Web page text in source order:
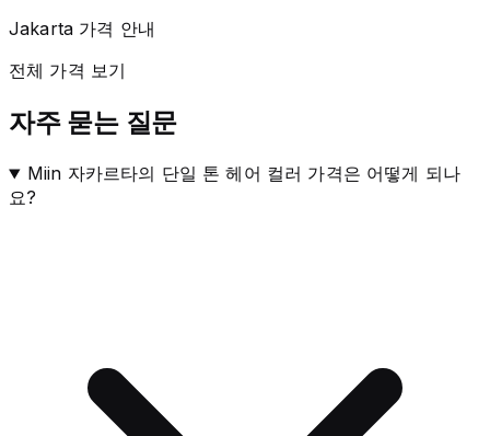
Jakarta 가격 안내
전체 가격 보기
자주 묻는 질문
Miin 자카르타의 단일 톤 헤어 컬러 가격은 어떻게 되나
요?